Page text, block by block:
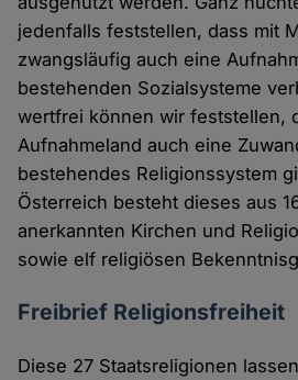
jedenfalls feststellen, dass mit
zwangsläufig auch eine
bestehenden Sozialsysteme
wertfrei können wir feststellen,
Aufnahmeland auch eine
bestehendes Religionssystem
Österreich besteht dieses aus
anerkannten Kirchen und
sowie elf religiösen
Freibrief Religionsfreiheit
Diese 27 Staatsreligionen